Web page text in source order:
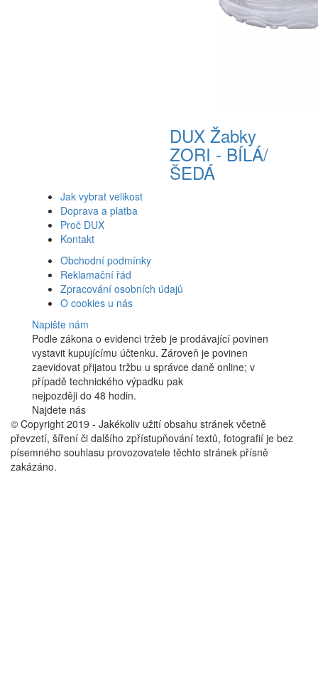
DUX Žabky
ZORI - BÍLÁ/
ŠEDÁ
Jak vybrat velikost
Doprava a platba
Proč DUX
Kontakt
Obchodní podmínky
Reklamační řád
Zpracování osobních údajů
O cookies u nás
Napište nám
Podle zákona o evidenci tržeb je prodávající povinen
vystavit kupujícímu účtenku. Zároveň je povinen
zaevidovat přijatou tržbu u správce daně online; v
případě technického výpadku pak
nejpozději do 48 hodin.
Najdete nás
© Copyright 2019 - Jakékoliv užití obsahu stránek včetně
převzetí, šíření či dalšího zpřístupňování textů, fotografií je bez
písemného souhlasu provozovatele těchto stránek přísně
zakázáno.